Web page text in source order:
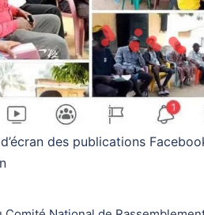
des publications